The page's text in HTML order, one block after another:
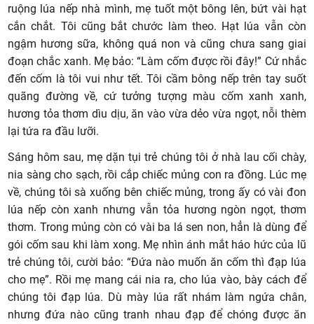
ruộng lúa nếp nhà mình, mẹ tuốt một bông lên, bứt vài hạt
cắn chắt. Tôi cũng bắt chước làm theo. Hạt lúa vẫn còn
ngậm hương sữa, không quá non và cũng chưa sang giai
đoạn chắc xanh. Mẹ bảo: “Làm cốm được rồi đây!” Cứ nhắc
đến cốm là tôi vui như tết. Tôi cầm bông nếp trên tay suốt
quãng đường về, cứ tưởng tượng màu cốm xanh xanh,
hương tỏa thơm dìu dịu, ăn vào vừa dẻo vừa ngọt, nỗi thèm
lại tứa ra đầu lưỡi.
Sáng hôm sau, mẹ dặn tụi trẻ chúng tôi ở nhà lau cối chày,
nia sàng cho sạch, rồi cắp chiếc mủng con ra đồng. Lúc mẹ
về, chúng tôi sà xuống bên chiếc mủng, trong ấy có vài đon
lúa nếp còn xanh nhưng vẫn tỏa hương ngòn ngọt, thơm
thơm. Trong mủng còn có vài ba lá sen non, hẳn là dùng để
gói cốm sau khi làm xong. Mẹ nhìn ánh mắt háo hức của lũ
trẻ chúng tôi, cười bảo: “Đứa nào muốn ăn cốm thì đạp lúa
cho mẹ”. Rồi mẹ mang cái nia ra, cho lúa vào, bày cách để
chúng tôi đạp lúa. Dù mày lúa rất nhám làm ngứa chân,
nhưng đứa nào cũng tranh nhau đạp để chóng được ăn